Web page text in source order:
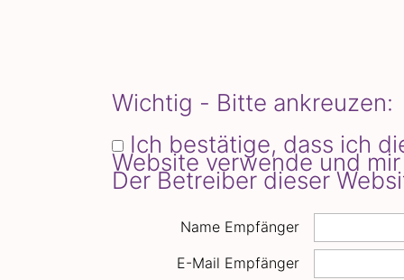
Wichtig - Bitte ankreuzen:
Ich bestätige, dass ich
Website verwende und
Der Betreiber dieser
Name Empfänger
E-Mail Empfänger